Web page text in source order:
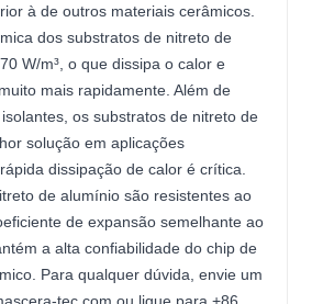
à de outros materiais cerâmicos.
dos substratos de nitreto de
W/m³, o que dissipa o calor e
mais rapidamente. Além de
os substratos de nitreto de
solução em aplicações
dissipação de calor é crítica.
de alumínio são resistentes ao
de expansão semelhante ao
a alta confiabilidade do chip de
Para qualquer dúvida, envie um
tec.com ou ligue para +86